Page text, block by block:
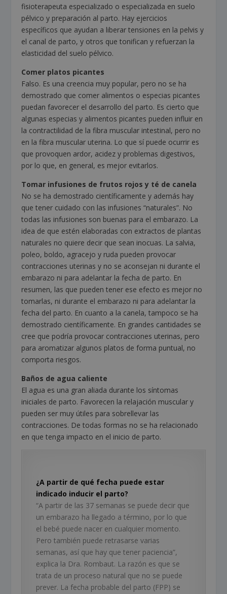
fisioterapeuta especializado o especializada en suelo
pélvico y preparación al parto. Hay ejercicios
específicos que ayudan a liberar tensiones en la pelvis y
el canal de parto, y otros que tonifican y refuerzan la
elasticidad del suelo pélvico.
Comer platos picantes
Falso. Es una creencia muy popular, pero no se ha
demostrado que comer alimentos o especias picantes
puedan favorecer el desarrollo del parto. Es cierto que
algunas especias y alimentos picantes pueden influir en
la contractilidad de la fibra muscular intestinal, pero no
en la fibra muscular uterina. Lo que sí puede ocurrir es
que provoquen ardor, acidez y problemas digestivos,
por lo que, en general, es mejor evitarlos.
Tomar infusiones de frutos rojos y té de canela
No se ha demostrado científicamente y además hay
que tener cuidado con las infusiones “naturales”. No
todas las infusiones son buenas para el embarazo. La
idea de que estén elaboradas con extractos de plantas
naturales no quiere decir que sean inocuas. La salvia,
poleo, boldo, agracejo y ruda pueden provocar
contracciones uterinas y no se aconsejan ni durante el
embarazo ni para adelantar la fecha de parto. En
resumen, las que pueden tener ese efecto es mejor no
tomarlas, ni durante el embarazo ni para adelantar la
fecha del parto. En cuanto a la canela, tampoco se ha
demostrado científicamente. En grandes cantidades se
cree que podría provocar contracciones uterinas, pero
para aromatizar algunos platos de forma puntual, no
comporta riesgos.
Baños de agua caliente
El agua es una gran aliada durante los síntomas
iniciales de parto. Favorecen la relajación muscular y
pueden ser muy útiles para sobrellevar las
contracciones. De todas formas no se ha relacionado
en que tenga impacto en el inicio de parto.
¿A partir de qué fecha puede estar
indicado inducir el parto?
“A partir de las 37 semanas se puede decir que
un embarazo ha llegado a término, por lo que
el bebé puede nacer en cualquier momento.
Pero también puede retrasarse varias
semanas, así que hay que tener paciencia”,
explica la Dra. Rombaut. La razón es que se
trata de un proceso natural que no se puede
prever. La fecha probable del parto (FPP) se